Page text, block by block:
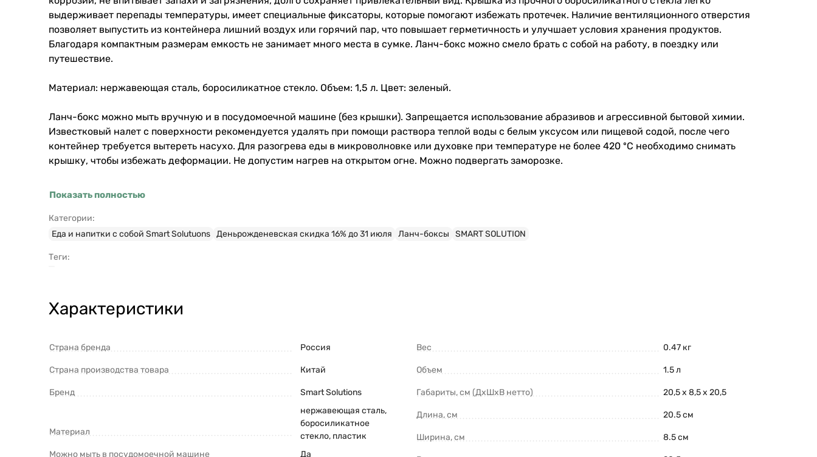
выдерживает перепады температуры, имеет специальные фиксаторы, которые помогают избежать протечек. Наличие вентиляционного отверстия
позволяет выпустить из контейнера лишний воздух или горячий пар, что повышает герметичность и улучшает условия хранения продуктов.
Благодаря компактным размерам емкость не занимает много места в сумке. Ланч-бокс можно смело брать с собой на работу, в поездку или
путешествие.
Материал: нержавеющая сталь, боросиликатное стекло. Объем: 1,5 л. Цвет: зеленый.
Ланч-бокс можно мыть вручную и в посудомоечной машине (без крышки). Запрещается использование абразивов и агрессивной бытовой химии.
Известковый налет с поверхности рекомендуется удалять при помощи раствора теплой воды с белым уксусом или пищевой содой, после чего
контейнер требуется вытереть насухо. Для разогрева еды в микроволновке или духовке при температуре не более 420 ºC необходимо снимать
крышку, чтобы избежать деформации. Не допустим нагрев на открытом огне. Можно подвергать заморозке.
Показать полностью
Категории:
Еда и напитки с собой Smart Solutuons Деньрожденевская скидка 16% до 31 июля Ланч-боксы SMART SOLUTION
Теги:
Характеристики
Страна бренда Россия
Страна производства товара Китай
Бренд Smart Solutions
Материал
нержавеющая сталь,
боросиликатное
стекло, пластик
Можно мыть в посудомоечной машине
Да
Вес 0.47 кг
Объем 1.5 л
Габариты, см (ДxШxВ нетто) 20,5 х 8,5 х 20,5
Длина, см 20.5 см
Ширина, см 8.5 см